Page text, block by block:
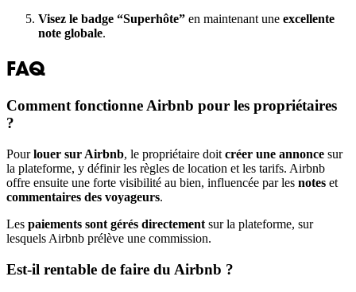
Visez le badge “Superhôte” en maintenant une excellente
note globale.
FAQ
Comment fonctionne Airbnb pour les propriétaires
?
Pourlouer sur Airbnb, le propriétaire doit créer une annonce sur
la plateforme, y définir les règles de location et les tarifs. Airbnb
offre ensuite une forte visibilité au bien, influencée par les notes et
commentaires des voyageurs.
Les paiements sont gérés directement sur la plateforme, sur
lesquels Airbnb prélève une commission.
Est-il rentable de faire du Airbnb ?